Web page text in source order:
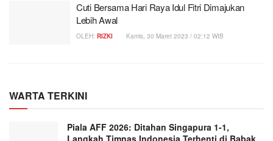
Cuti Bersama Hari Raya Idul Fitri Dimajukan
Lebih Awal
OLEH: RIZKI Kamis, 30 Maret 2023 / 02:12 WIB
WARTA TERKINI
Piala AFF 2026: Ditahan Singapura 1-1,
Langkah Timnas Indonesia Terhenti di Babak